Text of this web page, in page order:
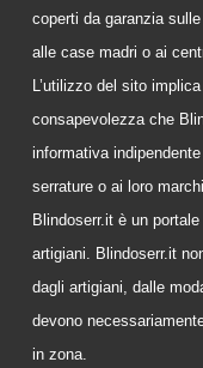
coperti da garanzia
alle case madri o ai
L’utilizzo del sito
consapevolezza che
informativa
serrature o ai loro
Blindoserr.it è un
artigiani. Blindoserr.it
dagli artigiani, dalle
devono
in zona.